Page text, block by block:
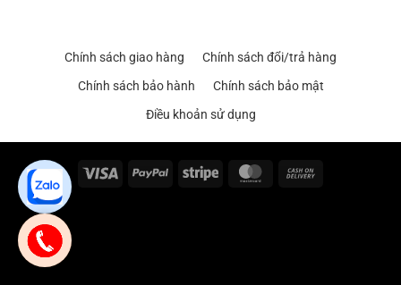
Chính sách giao hàng
Chính sách đổi/trả hàng
Chính sách bảo hành
Chính sách bảo mật
Điều khoản sử dụng
Visa PayPal Stripe MasterCard